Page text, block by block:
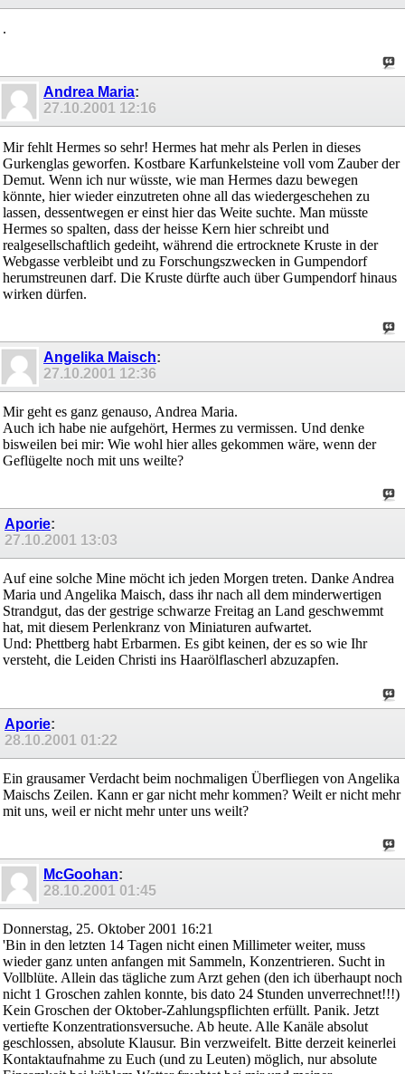
.
Andrea Maria:
27.10.2001 12:16
Mir fehlt Hermes so sehr! Hermes hat mehr als Perlen in dieses
Gurkenglas geworfen. Kostbare Karfunkelsteine voll vom Zauber der
Demut. Wenn ich nur wüsste, wie man Hermes dazu bewegen
könnte, hier wieder einzutreten ohne all das wiedergeschehen zu
lassen, dessentwegen er einst hier das Weite suchte. Man müsste
Hermes so spalten, dass der heisse Kern hier schreibt und
realgesellschaftlich gedeiht, während die ertrocknete Kruste in der
Webgasse verbleibt und zu Forschungszwecken in Gumpendorf
herumstreunen darf. Die Kruste dürfte auch über Gumpendorf hinaus
wirken dürfen.
Angelika Maisch:
27.10.2001 12:36
Mir geht es ganz genauso, Andrea Maria.
Auch ich habe nie aufgehört, Hermes zu vermissen. Und denke
bisweilen bei mir: Wie wohl hier alles gekommen wäre, wenn der
Geflügelte noch mit uns weilte?
Aporie:
27.10.2001 13:03
Auf eine solche Mine möcht ich jeden Morgen treten. Danke Andrea
Maria und Angelika Maisch, dass ihr nach all dem minderwertigen
Strandgut, das der gestrige schwarze Freitag an Land geschwemmt
hat, mit diesem Perlenkranz von Miniaturen aufwartet.
Und: Phettberg habt Erbarmen. Es gibt keinen, der es so wie Ihr
versteht, die Leiden Christi ins Haarölflascherl abzuzapfen.
Aporie:
28.10.2001 01:22
Ein grausamer Verdacht beim nochmaligen Überfliegen von Angelika
Maischs Zeilen. Kann er gar nicht mehr kommen? Weilt er nicht mehr
mit uns, weil er nicht mehr unter uns weilt?
McGoohan:
28.10.2001 01:45
Donnerstag, 25. Oktober 2001 16:21
'Bin in den letzten 14 Tagen nicht einen Millimeter weiter, muss
wieder ganz unten anfangen mit Sammeln, Konzentrieren. Sucht in
Vollblüte. Allein das tägliche zum Arzt gehen (den ich überhaupt noch
nicht 1 Groschen zahlen konnte, bis dato 24 Stunden unverrechnet!!!)
Kein Groschen der Oktober-Zahlungspflichten erfüllt. Panik. Jetzt
vertiefte Konzentrationsversuche. Ab heute. Alle Kanäle absolut
geschlossen, absolute Klausur. Bin verzweifelt. Bitte derzeit keinerlei
Kontaktaufnahme zu Euch (und zu Leuten) möglich, nur absolute